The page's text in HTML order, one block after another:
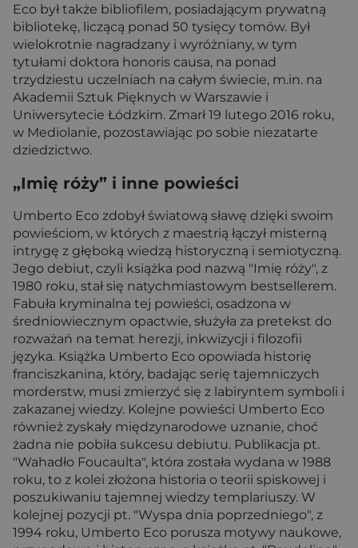
Eco był także bibliofilem, posiadającym prywatną
bibliotekę, liczącą ponad 50 tysięcy tomów. Był
wielokrotnie nagradzany i wyróżniany, w tym
tytułami doktora honoris causa, na ponad
trzydziestu uczelniach na całym świecie, m.in. na
Akademii Sztuk Pięknych w Warszawie i
Uniwersytecie Łódzkim. Zmarł 19 lutego 2016 roku,
w Mediolanie, pozostawiając po sobie niezatarte
dziedzictwo.
„Imię róży” i inne powieści
Umberto Eco zdobył światową sławę dzięki swoim
powieściom, w których z maestrią łączył misterną
intrygę z głęboką wiedzą historyczną i semiotyczną.
Jego debiut, czyli książka pod nazwą "Imię róży", z
1980 roku, stał się natychmiastowym bestsellerem.
Fabuła kryminalna tej powieści, osadzona w
średniowiecznym opactwie, służyła za pretekst do
rozważań na temat herezji, inkwizycji i filozofii
języka. Książka Umberto Eco opowiada historię
franciszkanina, który, badając serię tajemniczych
morderstw, musi zmierzyć się z labiryntem symboli i
zakazanej wiedzy. Kolejne powieści Umberto Eco
również zyskały międzynarodowe uznanie, choć
żadna nie pobiła sukcesu debiutu. Publikacja pt.
"Wahadło Foucaulta", która została wydana w 1988
roku, to z kolei złożona historia o teorii spiskowej i
poszukiwaniu tajemnej wiedzy templariuszy. W
kolejnej pozycji pt. "Wyspa dnia poprzedniego", z
1994 roku, Umberto Eco porusza motywy naukowe,